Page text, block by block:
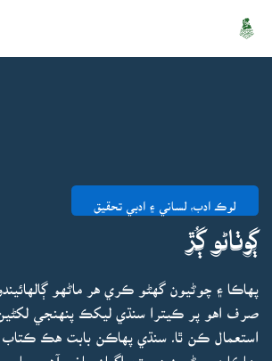
لوڪ ادب، لساني ۽ ادبي تحقيق
ڳوٺاڻو ڳُڙ
پهاڪا ۽ چوڻيون گهڻو ڪري هر ماڻهو
صرف اهو پر ڪيترا سنڌي ليکڪ پنهنجي
استعمال ڪن ٿا۔ سنڌي پهاڪن بابت هڪ ڪتاب
پهاڪا ۽ چوڻيون دوستن اڳيان حاضر آهي۔